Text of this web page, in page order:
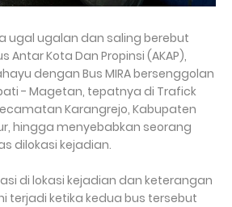
ugal ugalan dan saling berebut
Antar Kota Dan Propinsi (AKAP),
dengan Bus MIRA bersenggolan
- Magetan, tepatnya di Trafick
Karangrejo, Kabupaten
hingga menyebabkan seorang
dilokasi kejadian.
di lokasi kejadian dan keterangan
terjadi ketika kedua bus tersebut